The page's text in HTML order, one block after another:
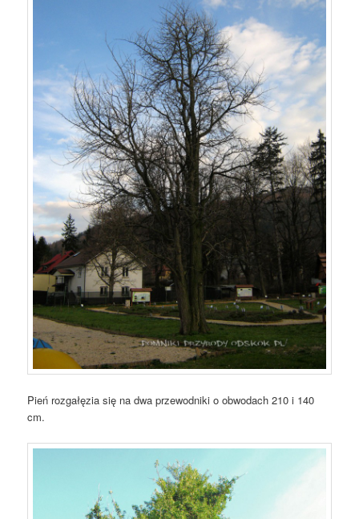
Pień rozgałęzia się na dwa przewodniki o obwodach 210 i 140
cm.